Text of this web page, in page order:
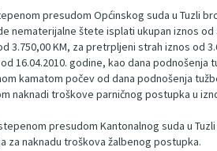
presudom Općinskog suda u Tuzli
nematerijalne štete isplati ukupan iznos
3.750,00 KM, za pretrpljeni strah iznos od
16.04.2010. godine, kao dana
kamatom počev od dana podnošenja
naknadi troškove parničnog postupka u
presudom Kantonalnog suda u
za naknadu troškova žalbenog postupka.